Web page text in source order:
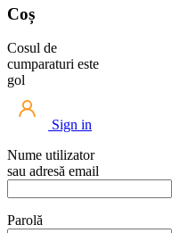
Coș
Cosul de
cumparaturi este
gol
Sign in
Nume utilizator
sau adresă email
Parolă